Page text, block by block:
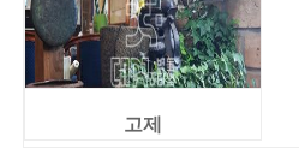
고제